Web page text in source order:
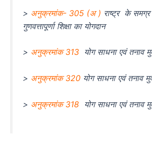
> अनुक्रमांक- 305 (अ ) राष्ट्र के
गुणवत्तापूर्णा शिक्षा का योगदान
> अनुक्रमांक 313 योग साधना एवं तनाव
> अनुक्रमांक 320 योग साधना एवं तनाव
> अनुक्रमांक 318 योग साधना एवं तनाव